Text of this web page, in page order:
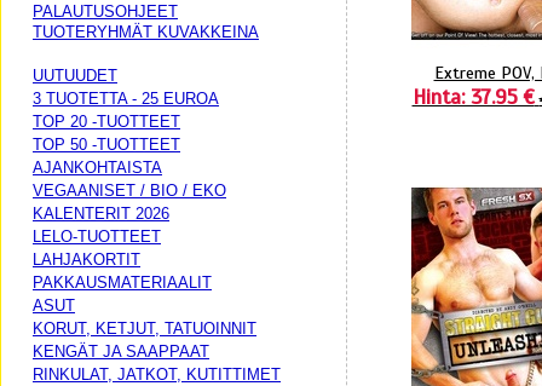
PALAUTUSOHJEET
TUOTERYHMÄT KUVAKKEINA
UUTUUDET
3 TUOTETTA - 25 EUROA
TOP 20 -TUOTTEET
TOP 50 -TUOTTEET
AJANKOHTAISTA
VEGAANISET / BIO / EKO
KALENTERIT 2026
LELO-TUOTTEET
LAHJAKORTIT
PAKKAUSMATERIAALIT
ASUT
KORUT, KETJUT, TATUOINNIT
KENGÄT JA SAAPPAAT
RINKULAT, JATKOT, KUTITTIMET
Extreme POV,
Hinta: 37.95 €